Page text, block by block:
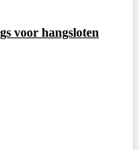
voor hangsloten